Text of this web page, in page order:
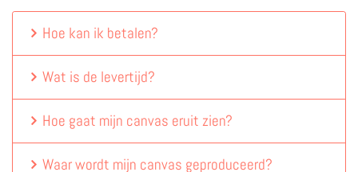
Hoe kan ik betalen?
Wat is de levertijd?
Hoe gaat mijn canvas eruit zien?
Waar wordt mijn canvas geproduceerd?